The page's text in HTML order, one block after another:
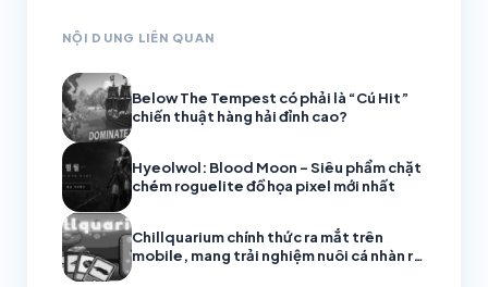
NỘI DUNG LIÊN QUAN
Below The Tempest có phải là “Cú Hit”
chiến thuật hàng hải đỉnh cao?
Hyeolwol: Blood Moon – Siêu phẩm chặt
chém roguelite đồ họa pixel mới nhất
Chillquarium chính thức ra mắt trên
mobile, mang trải nghiệm nuôi cá nhàn rỗi